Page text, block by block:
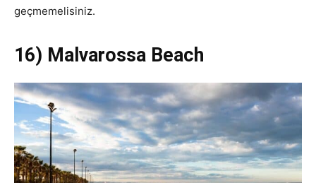
geçmemelisiniz.
16) Malvarossa Beach